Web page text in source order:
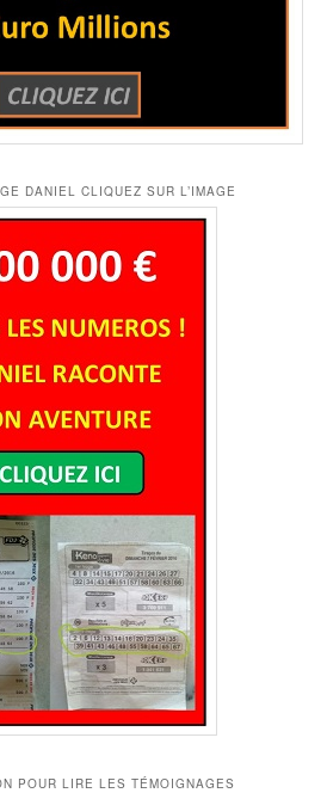
DANIEL CLIQUEZ SUR L’IMAGE
POUR LIRE LES TÉMOIGNAGES